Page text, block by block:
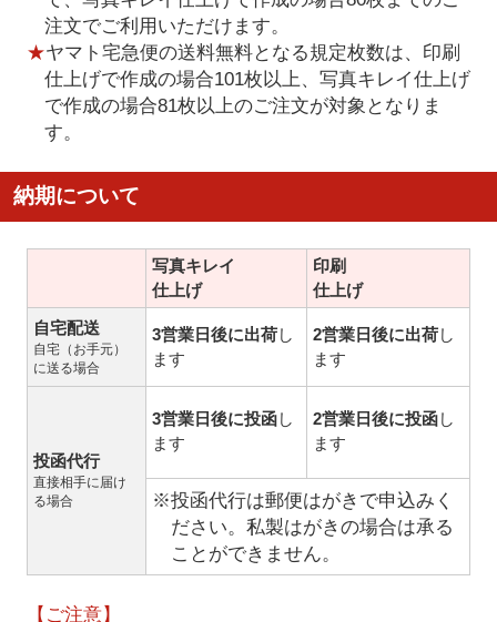
注文でご利用いただけます。
★ヤマト宅急便の送料無料となる規定枚数は、印刷
仕上げで作成の場合101枚以上、写真キレイ仕上げ
で作成の場合81枚以上のご注文が対象となりま
す。
納期について
写真キレイ
仕上げ
印刷
仕上げ
自宅配送
自宅（お手元）
に送る場合
3営業日後に出荷し
ます
2営業日後に出荷し
ます
投函代行
直接相手に届け
る場合
3営業日後に投函し
ます
2営業日後に投函し
ます
※投函代行は郵便はがきで申込みく
ださい。私製はがきの場合は承る
ことができません。
【ご注意】